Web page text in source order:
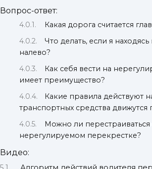
Вопрос-ответ:
Какая дорога считается
Что делать, если я
налево?
Как себя вести на
имеет преимущество?
Какие правила действуют
транспортных средства движутся
Можно ли
нерегулируемом перекрестке?
Видео: